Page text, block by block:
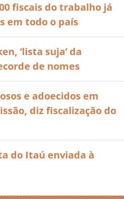
fiscais do trabalho já
em todo o país
‘lista suja’ da
de nomes
e adoecidos em
diz fiscalização do
do Itaú enviada à